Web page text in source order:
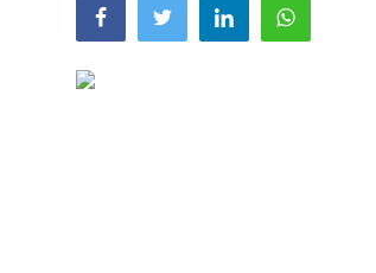
Technology
RSS-संघ